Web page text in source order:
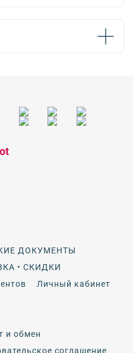
ДОКУМЕНТЫ
• СКИДКИ
Личный кабинет
и обмен
соглашение